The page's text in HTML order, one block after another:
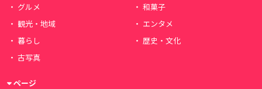
グルメ
和菓子
観光・地域
エンタメ
暮らし
歴史・文化
古写真
ページ